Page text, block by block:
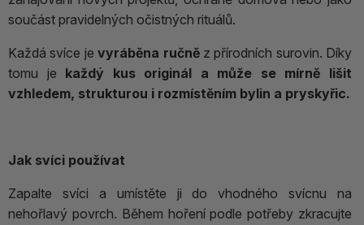
součást pravidelných očistných rituálů.
Každá svíce jevyráběna ručněz přírodních surovin. Díky
tomu je každý kus originál a může se mírně lišit
vzhledem, strukturou i rozmístěním bylin a pryskyřic.
Jak svíci používat
Zapalte svíci a umístěte ji do vhodného svícnu na
nehořlavý povrch. Během hoření podle potřeby zkracujte